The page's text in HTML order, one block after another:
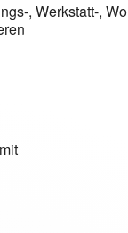
, Werkstatt-,